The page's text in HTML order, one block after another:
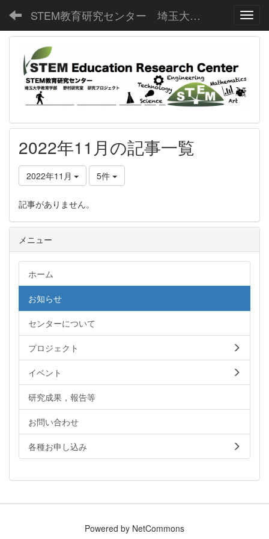
STEM教育研究センター 埼玉大学教育学部野村研究室
2022年11月の記事一覧
2022年11月 5件
記事がありません。
メニュー
ホーム
お知らせ
センターについて
プロジェクト
イベント
研究成果，報告等
お問い合わせ
各種お申し込み
Powered by NetCommons